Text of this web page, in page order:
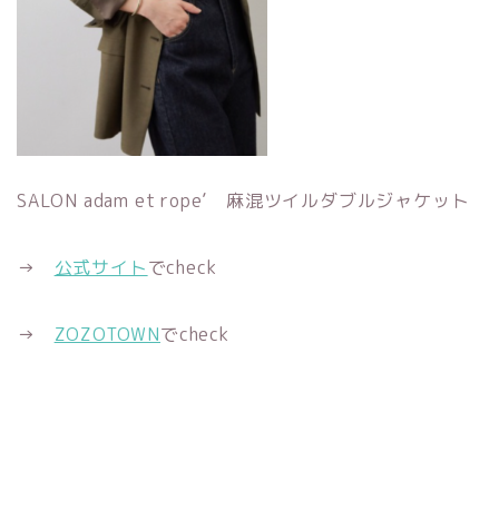
SALON adam et rope’ 麻混ツイルダブルジャケット
→ 公式サイトでcheck
→ ZOZOTOWNでcheck